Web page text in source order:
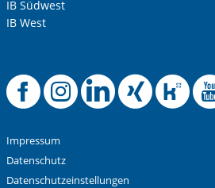
Friendly
Alle Informationen zum Schutz
Absenden
IB Südwest
IB West
Offizielle
Impressum
Datenschutz
Datenschutzeinstellungen